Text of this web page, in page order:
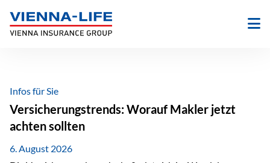
Inhalt
springen
Infos für Sie
Versicherungstrends: Worauf Makler jetzt
achten sollten
6. August 2026